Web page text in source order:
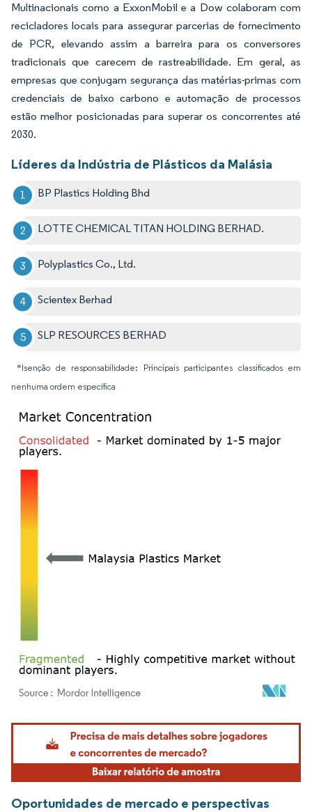
Multinacionais como a ExxonMobil e a Dow colaboram com
recicladores locais para assegurar parcerias de fornecimento
de PCR, elevando assim a barreira para os conversores
tradicionais que carecem de rastreabilidade. Em geral, as
empresas que conjugam segurança das matérias-primas com
credenciais de baixo carbono e automação de processos
estão melhor posicionadas para superar os concorrentes até
2030.
Líderes da Indústria de Plásticos da Malásia
BP Plastics Holding Bhd
LOTTE CHEMICAL TITAN HOLDING BERHAD.
Polyplastics Co., Ltd.
Scientex Berhad
SLP RESOURCES BERHAD
*Isenção de responsabilidade: Principais participantes classificados em
nenhuma ordem específica
Imagem © Mordor Intelligence. O reuso requer atribuição conforme CC BY 4.0.
Oportunidades de mercado e perspectivas